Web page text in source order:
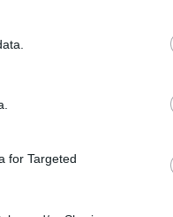
for Targeted
κατάφεραν να
και του δεύτερου.